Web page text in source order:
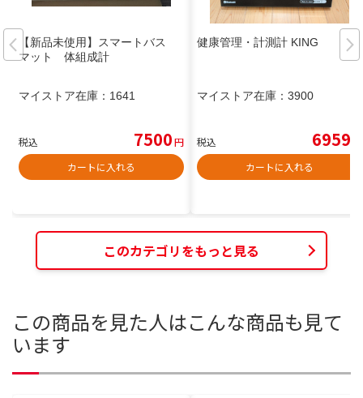
【新品未使用】スマートバス
マット 体組成計
マイストア在庫： 1641
税込 7500円
カートに入れる
健康管理・計測計 KING
マイストア在庫： 3900
税込 6959
カートに入れる
このカテゴリをもっと見る
この商品を見た人はこんな商品も見て
います